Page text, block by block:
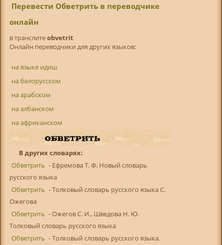
Перевести Обветрить в переводчике
онлайн
в транслитeobvetrit
Онлайн переводчики для других языков:
на языке идиш
на белорусском
на арабском
на албанском
на африканском
В других словарях:
Обветрить - Ефремова Т. Ф. Новый словарь
русского языка
Обветрить - Толковый словарь русского языка С.
Ожегова
Обветрить - Ожегов С. И., Шведова Н. Ю.
Толковый словарь русского языка
Обветрить - Толковый словарь русского языка.